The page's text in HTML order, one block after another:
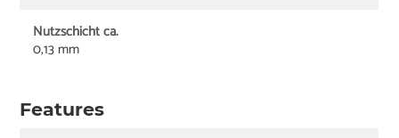
Nutzschicht ca.
0,13 mm
Features